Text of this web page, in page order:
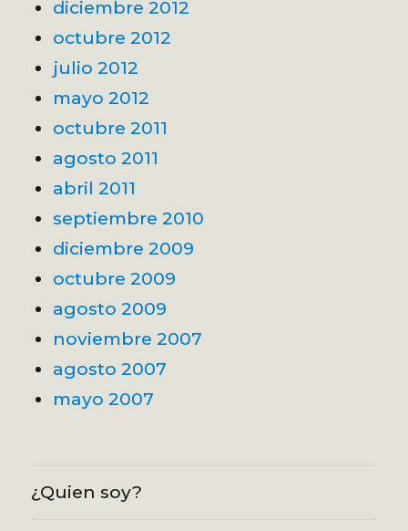
diciembre 2012
octubre 2012
julio 2012
mayo 2012
octubre 2011
agosto 2011
abril 2011
septiembre 2010
diciembre 2009
octubre 2009
agosto 2009
noviembre 2007
agosto 2007
mayo 2007
¿Quien soy?